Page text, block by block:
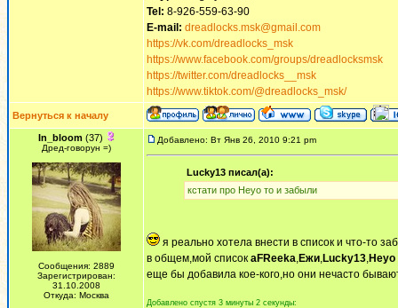
Tel: 8-926-559-63-90
E-mail: dreadlocks.msk@gmail.com
https://vk.com/dreadlocks_msk
https://www.facebook.com/groups/dreadlocksmsk
https://twitter.com/dreadlocks__msk
https://www.tiktok.com/@dreadlocks_msk/
Вернуться к началу
In_bloom(37)
Дред-говорун =)
Сообщения: 2889
Зарегистрирован:
31.10.2008
Откуда: Москва
Добавлено: Вт Янв 26, 2010 9:21 pm
Lucky13 писал(а):
кстати про Heyo то и забыли
я реально хотела внести в список и что-то
в общем,мой список aFReeka,Ежи,Lucky13,Heyo
еще бы добавила кое-кого,но они нечасто
Добавлено спустя 3 минуты 2 секунды: